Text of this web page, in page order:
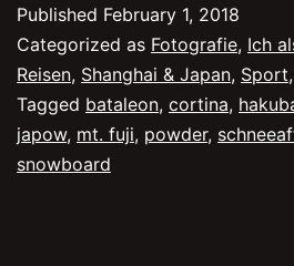
in
Hakuba
Published February 1, 2018
Categorized as Fotografie, Ich
Reisen, Shanghai & Japan, Sport,
Tagged bataleon, cortina,
japow, mt. fuji, powder,
snowboard